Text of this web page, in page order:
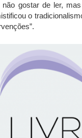
gostar de ler,
o